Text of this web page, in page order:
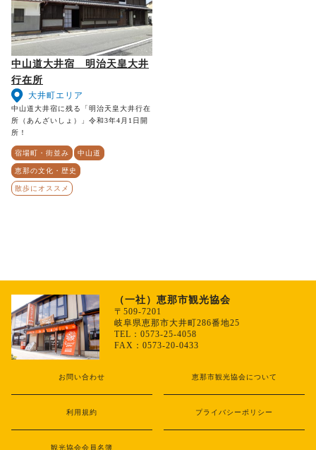
中山道大井宿 明治天皇大井
行在所
大井町エリア
中山道大井宿に残る「明治天皇大井行在
所（あんざいしょ）」令和3年4月1日開
所！
宿場町・街並み 中山道
恵那の文化・歴史
散歩にオススメ
（一社）恵那市観光協会
〒509-7201
岐阜県恵那市大井町286番地25
TEL：0573-25-4058
FAX：0573-20-0433
お問い合わせ 恵那市観光協会について
利用規約 プライバシーポリシー
観光協会会員名簿